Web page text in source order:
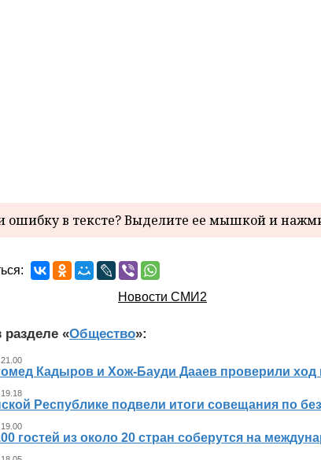
в тексте? Выделите ее мышкой и
Новости СМИ2
разделе «Общество»:
Кадыров и Хож-Бауди Дааев проверили ход
Республике подвели итоги совещания по
гостей из около 20 стран соберутся на